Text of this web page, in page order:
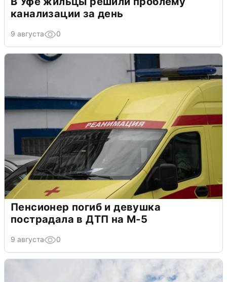
канализации за день
9 августа 0
Пенсионер погиб и девушка
пострадала в ДТП на М-5
9 августа 0